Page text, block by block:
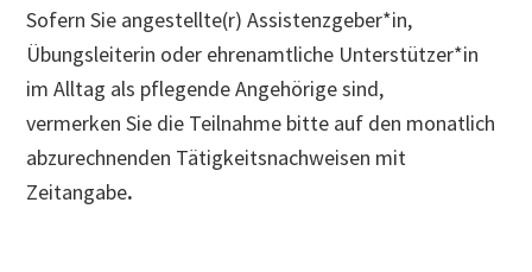
Sofern Sie angestellte(r) Assistenzgeber*in,
Übungsleiterin oder ehrenamtliche Unterstützer*in
im Alltag als pflegende Angehörige sind,
vermerken Sie die Teilnahme bitte auf den monatlich
abzurechnenden Tätigkeitsnachweisen mit
Zeitangabe.